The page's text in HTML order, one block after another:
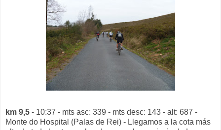
km 9,5 - 10:37 - mts asc: 339 - mts desc: 143 - alt: 687 -
Monte do Hospital (Palas de Rei) - Llegamos a la cota más